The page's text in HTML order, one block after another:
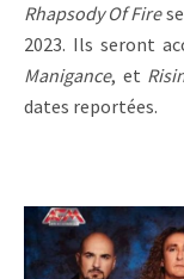
Rhapsody Of Fire
2023. Ils seront
Manigance, et
dates reportées.